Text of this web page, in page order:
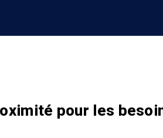
pour les